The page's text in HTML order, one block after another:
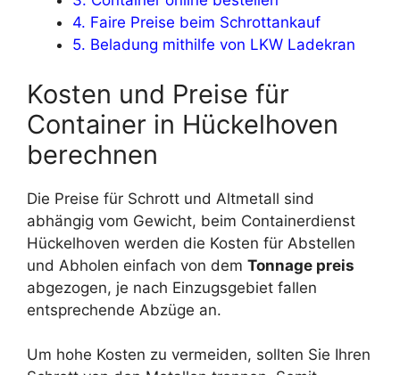
4. Faire Preise beim Schrottankauf
5. Beladung mithilfe von LKW Ladekran
Kosten und Preise für
Container in Hückelhoven
berechnen
Die Preise für Schrott und Altmetall sind
abhängig vom Gewicht, beim Containerdienst
Hückelhoven werden die Kosten für Abstellen
und Abholen einfach von dem Tonnage preis
abgezogen, je nach Einzugsgebiet fallen
entsprechende Abzüge an.
Um hohe Kosten zu vermeiden, sollten Sie Ihren